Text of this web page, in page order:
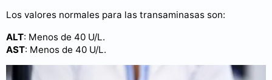
Los valores normales para las transaminasas son:
ALT: Menos de 40 U/L.
AST: Menos de 40 U/L.